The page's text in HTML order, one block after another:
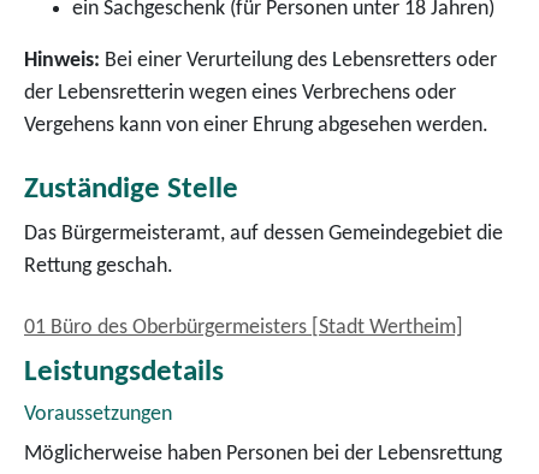
ein Sachgeschenk (für Personen unter 18 Jahren)
Hinweis: Bei einer Verurteilung des Lebensretters oder
der Lebensretterin wegen eines Verbrechens oder
Vergehens kann von einer Ehrung abgesehen werden.
Zuständige Stelle
Das Bürgermeisteramt, auf dessen Gemeindegebiet die
Rettung geschah.
01 Büro des Oberbürgermeisters [Stadt Wertheim]
Leistungsdetails
Voraussetzungen
Möglicherweise haben Personen bei der Lebensrettung